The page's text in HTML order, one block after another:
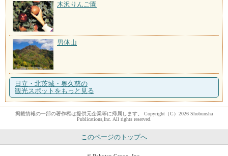
木沢りんご園
男体山
日立・北茨城・奥久慈の
観光スポットをもっと見る
掲載情報の一部の著作権は提供元企業等に帰属します。 Copyright（C）2026 Shobunsha
Publications,Inc. All rights reserved.
このページのトップへ